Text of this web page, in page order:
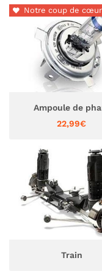
désinscrire à tout
 Notre coup de
Ampoule de
22,99€
Train